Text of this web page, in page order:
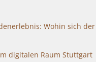
Wohin sich der
digitalen Raum Stuttgart